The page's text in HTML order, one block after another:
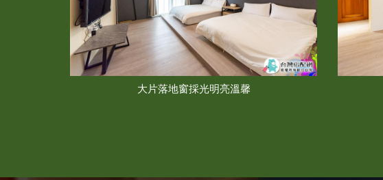
大片落地窗採光明亮溫馨